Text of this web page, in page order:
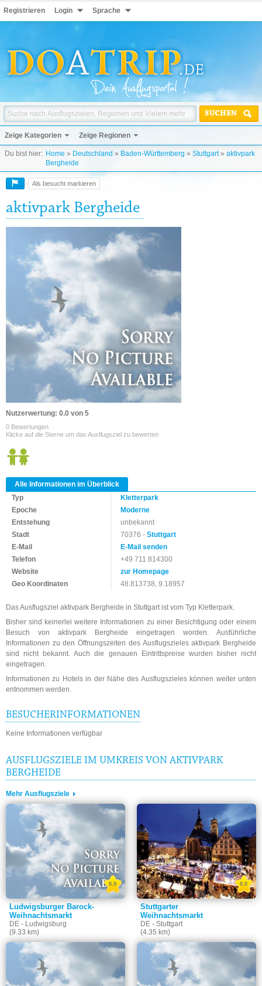
Registrieren Login Sprache
SUCHEN
Zeige Kategorien Zeige Regionen
Du bist hier: Home » Deutschland » Baden-Württemberg » Stuttgart» aktivpark
Bergheide
Als besucht markieren
aktivpark Bergheide
Nutzerwertung: 0.0 von 5
0 Bewertungen
Klicke auf die Sterne um das Ausflugsziel zu bewerten
Alle Informationen im Überblick
Typ
Kletterpark
Epoche
Moderne
Entstehung
unbekannt
Stadt
70376 -Stuttgart
E-Mail
E-Mail senden
Telefon
+49 711 814300
Website
zur Homepage
Geo Koordinaten
48.813738, 9.18957
Das Ausflugsziel aktivpark Bergheide in Stuttgart ist vom Typ Kletterpark.
Bisher sind keinerlei weitere Informationen zu einer Besichtigung oder einem
Besuch von aktivpark Bergheide eingetragen worden. Ausführliche
Informationen zu den Öffnungszeiten des Ausflugszieles aktivpark Bergheide
sind nicht bekannt. Auch die genauen Eintrittspreise wurden bisher nicht
eingetragen.
Informationen zu Hotels in der Nähe des Ausflugszieles können weiter unten
entnommen werden.
BESUCHERINFORMATIONEN
Keine Informationen verfügbar
AUSFLUGSZIELE IM UMKREIS VON AKTIVPARK
BERGHEIDE
Mehr Ausflugsziele
Ludwigsburger Barock-
Weihnachtsmarkt
DE - Ludwigsburg
(9.33 km)
0.0
Stuttgarter
Weihnachtsmarkt
DE - Stuttgart
(4.35 km)
0.0